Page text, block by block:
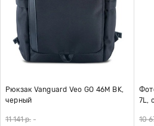
Рюкзак Vanguard Veo GO 46M BK,
черный
11 141 р. -
7L,
10